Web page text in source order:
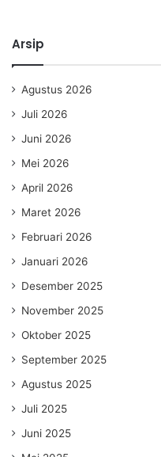
Arsip
Agustus 2026
Juli 2026
Juni 2026
Mei 2026
April 2026
Maret 2026
Februari 2026
Januari 2026
Desember 2025
November 2025
Oktober 2025
September 2025
Agustus 2025
Juli 2025
Juni 2025